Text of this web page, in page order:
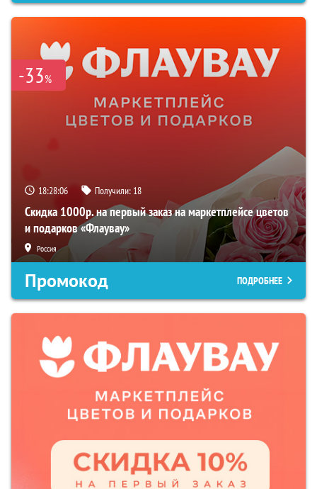
-33%
18:28:05 Получили: 18
Скидка 1000р. на первый заказ на маркетплейсе цветов
и подарков «Флаувау»
Россия
Промокод ПОДРОБНЕЕ